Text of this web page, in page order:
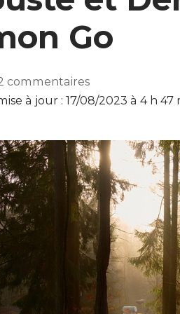
Go
à jour : 17/08/2023 à 4 h 47
commentaires